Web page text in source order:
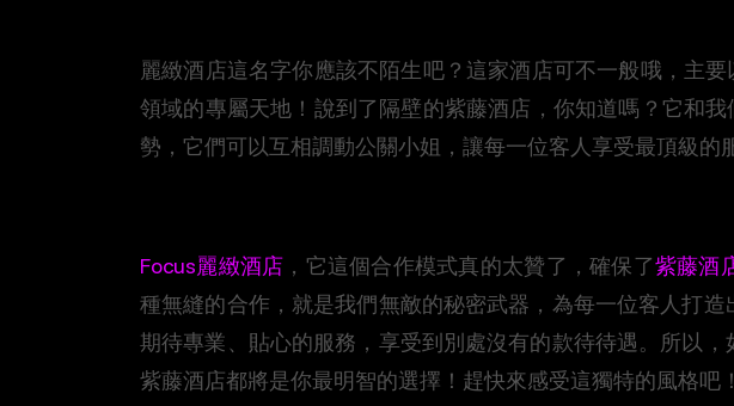
麗緻酒店這名字你應該不陌生吧？這家酒店可不一般哦，主
領域的專屬天地！說到了隔壁的紫藤酒店，你知道嗎？它和我
勢，它們可以互相調動公關小姐，讓每一位客人享受最頂級的
Focus麗緻酒店 ，它這個合作模式真的太贊了，確保了紫藤酒
種無縫的合作，就是我們無敵的秘密武器，為每一位客人打
期待專業、貼心的服務，享受到別處沒有的款待待遇。所以
紫藤酒店都將是你最明智的選擇！趕快來感受這獨特的風格吧！